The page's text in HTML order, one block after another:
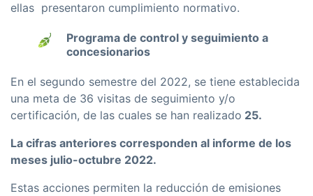
ellas presentaron cumplimiento normativo.
Programa de control y seguimiento a
concesionarios
En el segundo semestre del 2022, se tiene establecida
una meta de 36 visitas de seguimiento y/o
certificación, de las cuales se han realizado 25.
La cifras anteriores corresponden al informe de los
meses julio-octubre 2022.
Estas acciones permiten la reducción de emisiones